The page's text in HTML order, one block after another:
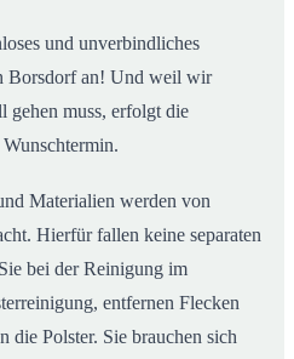
und unverbindliches
Borsdorf an! Und weil wir
gehen muss, erfolgt die
Materialien werden von
Hierfür fallen keine separaten
bei der Reinigung im
entfernen Flecken
die Polster. Sie brauchen sich